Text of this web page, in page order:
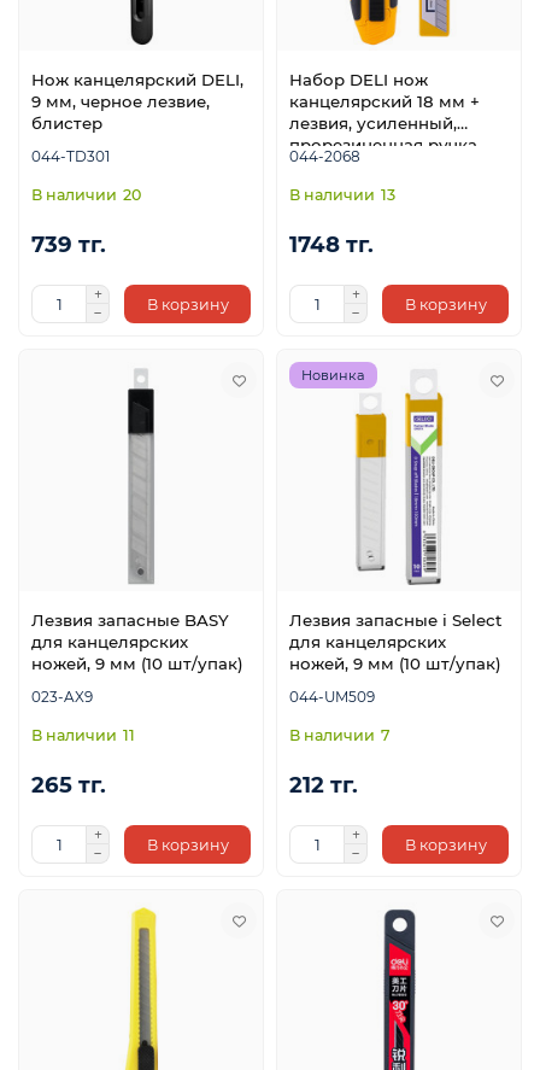
Нож канцелярский DELI,
9 мм, черное лезвие,
блистер
044-TD301
20
739 тг.
В корзину
Набор DELI нож
канцелярский 18 мм +
лезвия, усиленный,
прорезиненная ручка,
блистер
044-2068
13
1748 тг.
В корзину
Лезвия запасные BASY
для канцелярских
ножей, 9 мм (10 шт/упак)
023-AX9
11
265 тг.
В корзину
Новинка
Лезвия запасные i Select
для канцелярских
ножей, 9 мм (10 шт/упак)
044-UM509
7
212 тг.
В корзину